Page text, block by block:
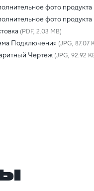
фото продукта
фото продукта
(PDF, 2.03 MB)
Подключения (JPG, 87.07
Чертеж (JPG, 92.92